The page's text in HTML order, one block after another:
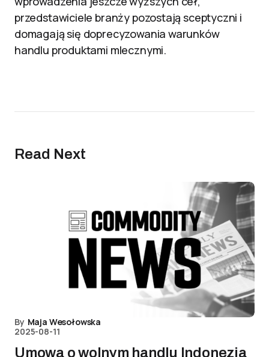
przedstawiciele branży pozostają sceptyczni i
domagają się doprecyzowania warunków
handlu produktami mlecznymi.
Read Next
By Maja Wesołowska
2025-08-11
Umowa o wolnym handlu Indonezja